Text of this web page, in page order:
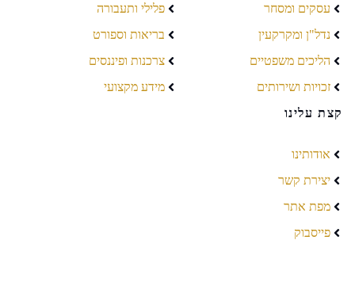
עסקים ומסחר
נדל"ן ומקרקעין
הליכים משפטיים
זכויות ושירותים
פלילי ותעבורה
בריאות וספורט
צרכנות ופיננסים
מידע מקצועי
קצת עלינו
אודותינו
יצירת קשר
מפת אתר
פייסבוק